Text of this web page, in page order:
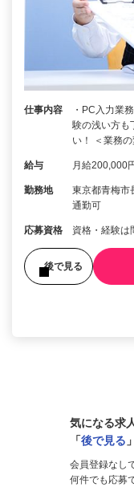
仕事内容
・PC入力業
験の浅い方も
い！ ＜業務
給与 月給200,000
勤務地
東京都青梅
通勤可
応募資格 資格・経験は
後で見る
気になる求
「後で見る
会員登録なしで
何件でも応募